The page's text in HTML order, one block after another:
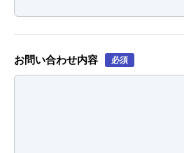
お問い合わせ内容 必須